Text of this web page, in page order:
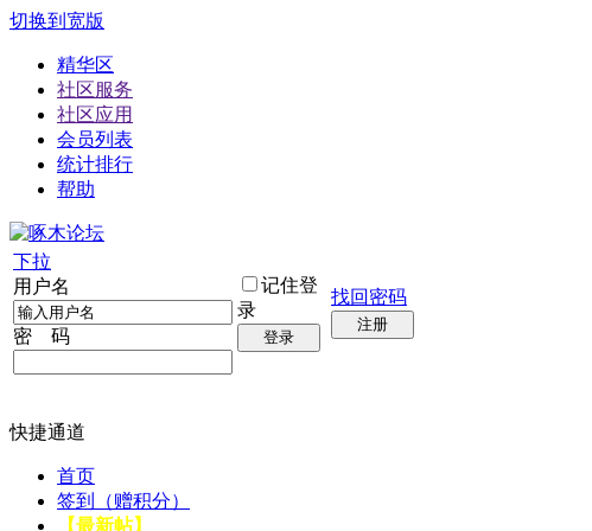
切换到宽版
精华区
社区服务
社区应用
会员列表
统计排行
帮助
下拉
用户名
密 码
记住登
录
登录
找回密码
注册
快捷通道
首页
签到（赠积分）
【最新帖】